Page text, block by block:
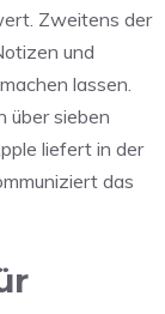
Zweitens der
und
lassen.
über sieben
liefert in der
das